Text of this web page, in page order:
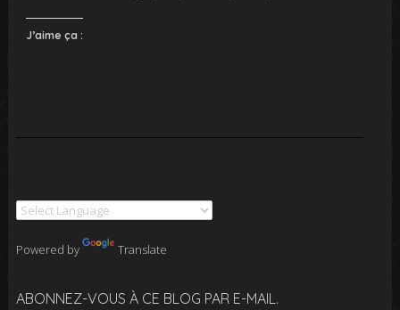
J’aime ça :
Powered by Translate
ABONNEZ-VOUS À CE BLOG PAR E-MAIL.